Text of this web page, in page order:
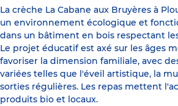
La crèche La Cabane aux Bruyères à
un environnement écologique et
dans un bâtiment en bois respectant
Le projet éducatif est axé sur les âges
favoriser la dimension familiale, avec
variées telles que l'éveil artistique, la
sorties régulières. Les repas mettent
produits bio et locaux.